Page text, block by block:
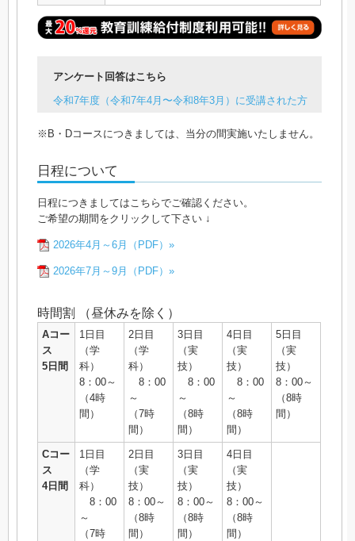
アンケート回答はこちら
令和7年度（令和7年4月〜令和8年3月）に受講された方
※B・Dコースにつきましては、当分の間実施いたしません。
日程について
日程につきましてはこちらでご確認ください。
ご希望の期間をクリックして下さい ↓
2026年4月～6月（PDF）»
2026年7月～9月（PDF）»
時間割 （昼休みを除く）
Aコー
ス
5日間
1日目
（学
科）
8：00～
（4時
間）
2日目
（学
科）
8：00
～
（7時
間）
3日目
（実
技）
8：00
～
（8時
間）
4日目
（実
技）
8：00
～
（8時
間）
5日目
（実
技）
8：00～
（8時
間）
Cコー
ス
4日間
1日目
（学
科）
8：00
～
（7時
2日目
（実
技）
8：00～
（8時
間）
3日目
（実
技）
8：00～
（8時
間）
4日目
（実
技）
8：00～
（8時
間）